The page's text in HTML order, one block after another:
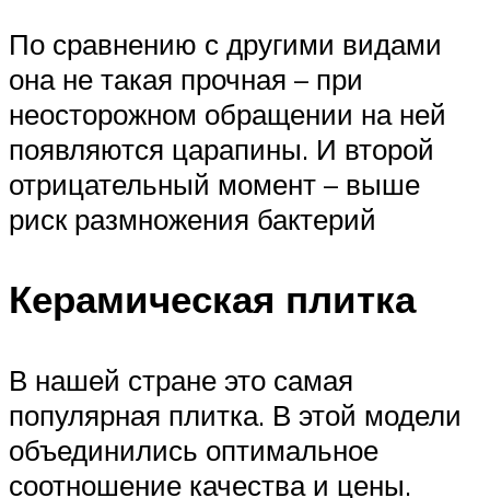
По сравнению с другими видами
она не такая прочная – при
неосторожном обращении на ней
появляются царапины. И второй
отрицательный момент – выше
риск размножения бактерий
Керамическая плитка
В нашей стране это самая
популярная плитка. В этой модели
объединились оптимальное
соотношение качества и цены.